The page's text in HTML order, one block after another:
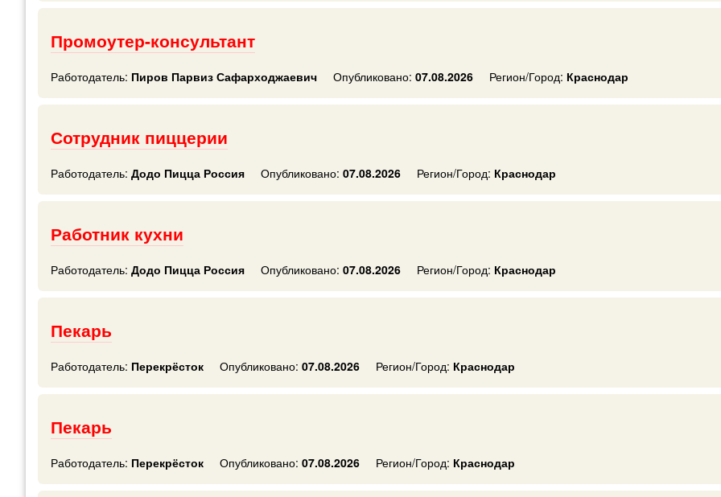
Промоутер-консультант
Работодатель: Пиров Парвиз Сафарходжаевич Опубликовано: 07.08.2026 Регион/Город: Краснодар
Сотрудник пиццерии
Работодатель: Додо Пицца Россия Опубликовано: 07.08.2026 Регион/Город: Краснодар
Работник кухни
Работодатель: Додо Пицца Россия Опубликовано: 07.08.2026 Регион/Город: Краснодар
Пекарь
Работодатель: Перекрёсток Опубликовано: 07.08.2026 Регион/Город: Краснодар
Пекарь
Работодатель: Перекрёсток Опубликовано: 07.08.2026 Регион/Город: Краснодар